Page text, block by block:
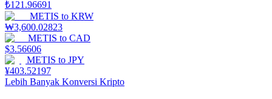
Launchpool
Staking fleksibel untuk mendapatkan token populer
₺121.96691
METIS to KRW
₩3,600.02823
METIS to CAD
$3.56606
METIS to JPY
¥403.52197
Lebih Banyak Konversi Kripto